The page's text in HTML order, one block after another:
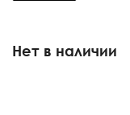
Нет в наличии